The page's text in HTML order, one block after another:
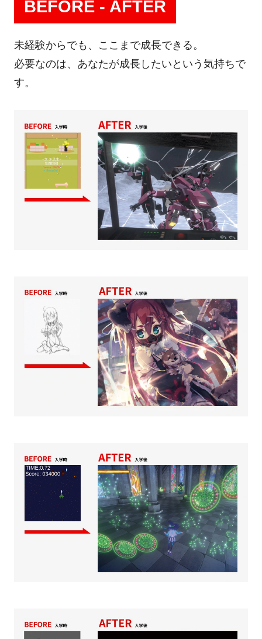
BEFORE - AFTER
未経験からでも、ここまで成長できる。
必要なのは、あなたが成長したいという気持ちで
す。